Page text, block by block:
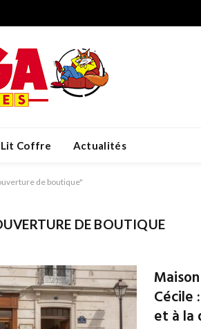
Lit Coffre Actualités
de boutique"
DE BOUTIQUE
Cécile
et à la